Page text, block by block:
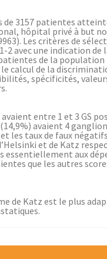
de 3157 patientes
hôpital privé à but
Les critères de
avec une indication de
de la population
calcul de la
spécificités,
entre 1 et 3 GS
avaient 4
les taux de faux
et de Katz
aux
que les autres
de Katz est le plus